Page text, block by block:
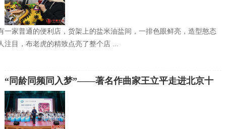
一家普通的便利店，货架上的盐米油盐间，一排色眼鲜亮，造型憨态
注目，布老虎的精致点亮了整个店 ...
“同龄同频同入梦”——著名作曲家王立平走进北京十
二中《红楼梦组曲》实践课堂